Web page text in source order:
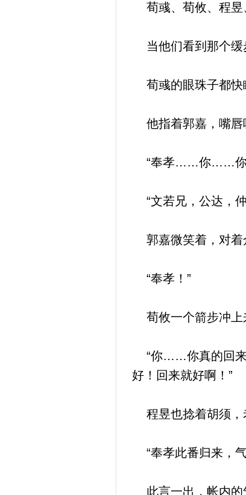
荀彧、荀攸、程昱
当他们看到那个缓
荀彧的眼珠子都快
他指着郭嘉，嘴唇
“奉孝……你……你
“文若兄，公达，
郭嘉微笑着，对着
“奉孝！”
荀攸一个箭步冲上
“你……你真的回来
好！回来就好啊！”
程昱也捻着胡须，
“奉孝此番归来，
此言一出，帐内的